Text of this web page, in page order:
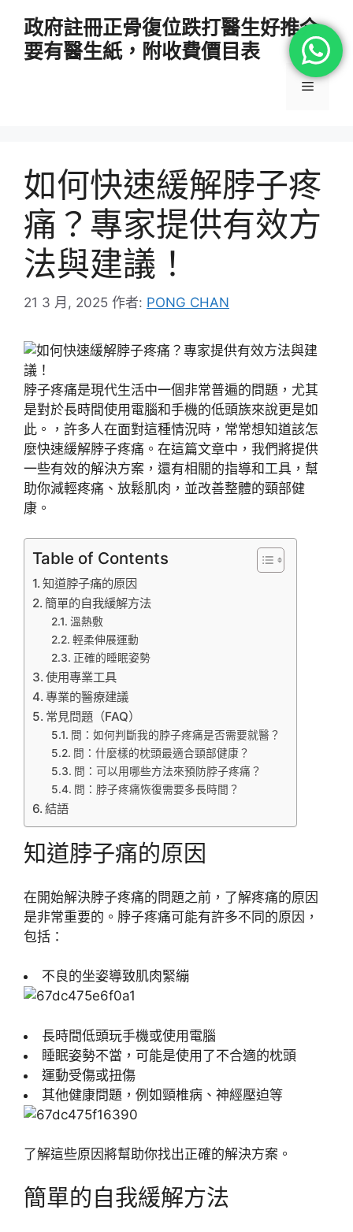
政府註冊正骨復位跌打醫生好推介
要有醫生紙，附收費價目表
選
如何快速緩解脖子疼
痛？專家提供有效方
法與建議！
21 3 月, 2025 作者: PONG CHAN
脖子疼痛是現代生活中一個非常普遍的問題，尤其
是對於長時間使用電腦和手機的低頭族來說更是如
此。，許多人在面對這種情況時，常常想知道該怎
麼快速緩解脖子疼痛。在這篇文章中，我們將提供
一些有效的解決方案，還有相關的指導和工具，幫
助你減輕疼痛、放鬆肌肉，並改善整體的頸部健
康。
Table of Contents
知道脖子痛的原因
簡單的自我緩解方法
溫熱敷
輕柔伸展運動
正確的睡眠姿勢
使用專業工具
專業的醫療建議
常見問題（FAQ）
問：如何判斷我的脖子疼痛是否需要就醫？
問：什麼樣的枕頭最適合頸部健康？
問：可以用哪些方法來預防脖子疼痛？
問：脖子疼痛恢復需要多長時間？
結語
知道脖子痛的原因
在開始解決脖子疼痛的問題之前，了解疼痛的原因
是非常重要的。脖子疼痛可能有許多不同的原因，
包括：
不良的坐姿導致肌肉緊繃
長時間低頭玩手機或使用電腦
睡眠姿勢不當，可能是使用了不合適的枕頭
運動受傷或扭傷
其他健康問題，例如頸椎病、神經壓迫等
了解這些原因將幫助你找出正確的解決方案。
簡單的自我緩解方法